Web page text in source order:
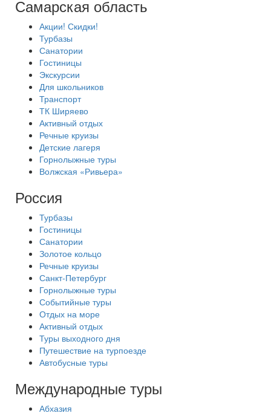
Самарская область
Акции! Скидки!
Турбазы
Санатории
Гостиницы
Экскурсии
Для школьников
Транспорт
ТК Ширяево
Активный отдых
Речные круизы
Детские лагеря
Горнолыжные туры
Волжская «Ривьера»
Россия
Турбазы
Гостиницы
Санатории
Золотое кольцо
Речные круизы
Санкт-Петербург
Горнолыжные туры
Событийные туры
Отдых на море
Активный отдых
Туры выходного дня
Путешествие на турпоезде
Автобусные туры
Международные туры
Абхазия